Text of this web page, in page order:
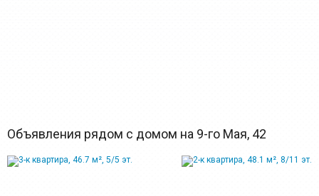
Объявления рядом с домом на 9-го Мая, 42